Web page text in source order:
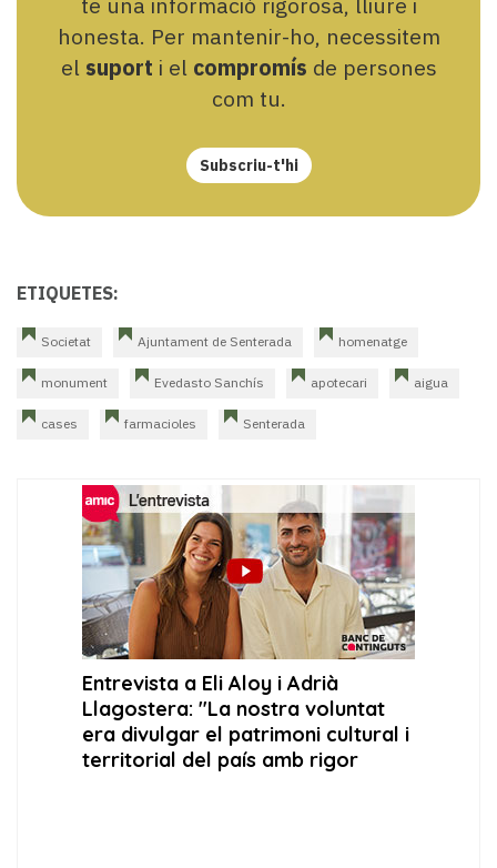
honesta. Per mantenir-ho, necessitem
el suport i el compromís de persones
com tu.
Subscriu-t'hi
ETIQUETES:
Societat Ajuntament de Senterada homenatge
monument Evedasto Sanchís apotecari aigua
cases farmacioles Senterada